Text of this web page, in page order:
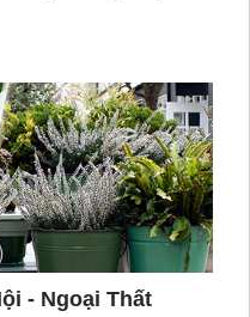
- Ngoại Thất